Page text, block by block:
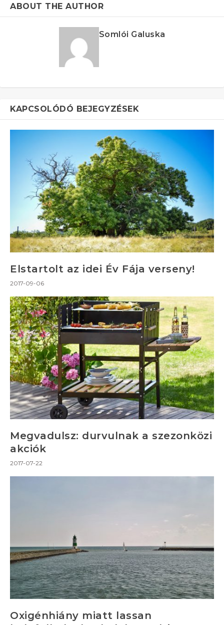
ABOUT THE AUTHOR
Somlói Galuska
KAPCSOLÓDÓ BEJEGYZÉSEK
Elstartolt az idei Év Fája verseny!
2017-09-06
Megvadulsz: durvulnak a szezonközi
akciók
2017-07-22
Oxigénhiány miatt lassan